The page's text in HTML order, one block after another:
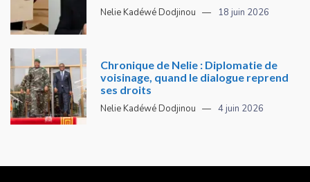
Nelie Kadéwé Dodjinou 18 juin 2026
Chronique de Nelie : Diplomatie de
voisinage, quand le dialogue reprend
ses droits
Nelie Kadéwé Dodjinou 4 juin 2026